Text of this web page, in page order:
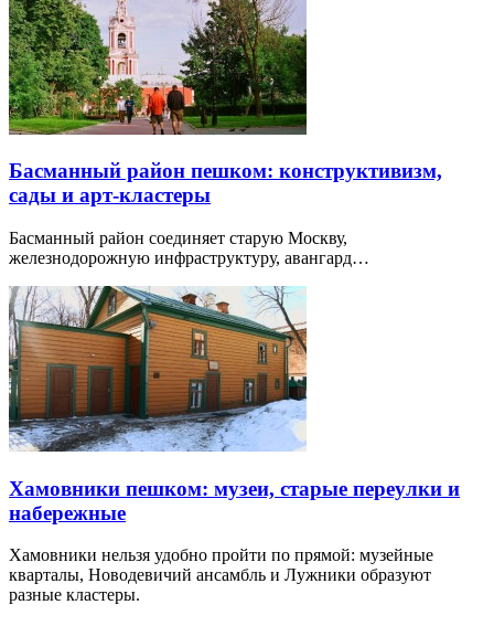
Басманный район пешком: конструктивизм,
сады и арт-кластеры
Басманный район соединяет старую Москву,
железнодорожную инфраструктуру, авангард…
Хамовники пешком: музеи, старые переулки и
набережные
Хамовники нельзя удобно пройти по прямой: музейные
кварталы, Новодевичий ансамбль и Лужники образуют
разные кластеры.